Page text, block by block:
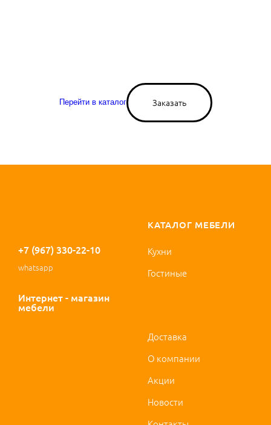
Перейти в каталог Заказать
+7 (967) 330-22-10
whatsapp
Интернет - магазин
мебели
КАТАЛОГ МЕБЕЛИ
Кухни
Гостиные
Доставка
О компании
Акции
Новости